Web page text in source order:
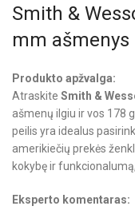
Smith &
mm ašmenys
Produkto apžvalga:
Atraskite Smith &
ašmenų ilgiu ir vos 178
peilis yra idealus
amerikiečių prekės
kokybę ir
Eksperto komentaras: